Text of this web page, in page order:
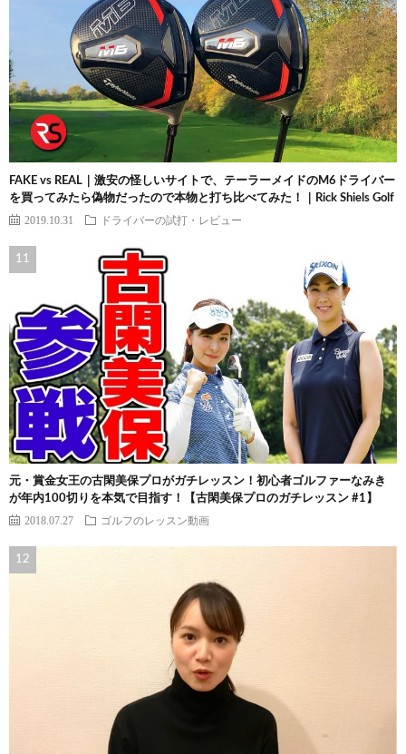
FAKE vs REAL｜激安の怪しいサイトで、テーラーメイドのM6ドライバー
を買ってみたら偽物だったので本物と打ち比べてみた！｜Rick Shiels Golf
2019.10.31 ドライバーの試打・レビュー
元・賞金女王の古閑美保プロがガチレッスン！初心者ゴルファーなみき
が年内100切りを本気で目指す！【古閑美保プロのガチレッスン #1】
2018.07.27 ゴルフのレッスン動画